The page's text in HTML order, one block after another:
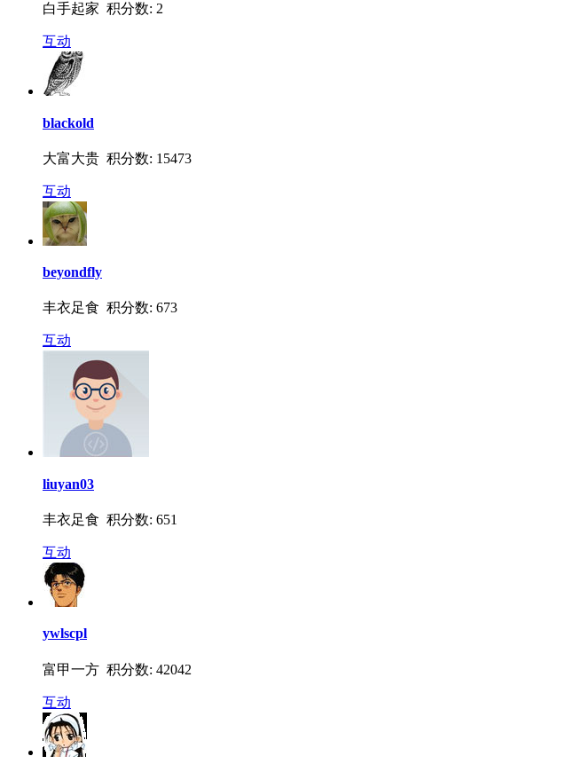
白手起家 积分数: 2
互动
blackold
大富大贵 积分数: 15473
互动
beyondfly
丰衣足食 积分数: 673
互动
liuyan03
丰衣足食 积分数: 651
互动
ywlscpl
富甲一方 积分数: 42042
互动